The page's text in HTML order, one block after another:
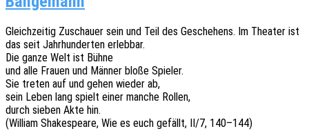
Gleich­zei­tig Zuschau­er sein und Teil des Gesche­hens. Im Thea­ter ist
das seit Jahr­hun­der­ten erlebbar.
Die ganze Welt ist Bühne
und alle Frauen und Männer bloße Spieler.
Sie treten auf und gehen wieder ab,
sein Leben lang spielt einer manche Rollen,
durch sieben Akte hin.
(William Shake­speare, Wie es euch gefällt, II/7, 140–144)